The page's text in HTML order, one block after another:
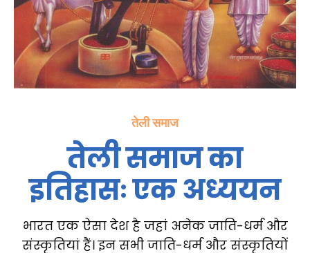
तेली समाज
तेली समाज का
इतिहासः एक अध्ययन
भारत एक ऐसा देश है जहां अनेक जाति-धर्म और
संस्कृतियां हैं। इन सभी जाति-धर्म और संस्कृतियों